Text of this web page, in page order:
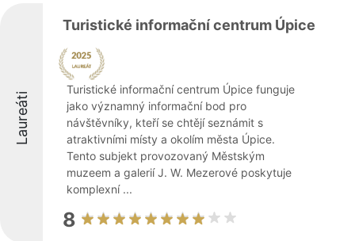
Laureáti
Turistické informační centrum Úpice
Turistické informační centrum Úpice funguje
jako významný informační bod pro
návštěvníky, kteří se chtějí seznámit s
atraktivními místy a okolím města Úpice.
Tento subjekt provozovaný Městským
muzeem a galerií J. W. Mezerové poskytuje
komplexní ...
8